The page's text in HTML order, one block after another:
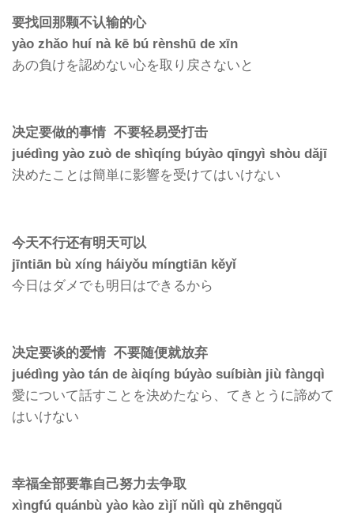
要找回那颗不认输的心
yào zhǎo huí nà kē bú rènshū de xīn
あの負けを認めない心を取り戻さないと
决定要做的事情 不要轻易受打击
juédìng yào zuò de shìqíng búyào qīngyì shòu dǎjī
決めたことは簡単に影響を受けてはいけない
今天不行还有明天可以
jīntiān bù xíng háiyǒu míngtiān kěyǐ
今日はダメでも明日はできるから
决定要谈的爱情 不要随便就放弃
juédìng yào tán de àiqíng búyào suíbiàn jiù fàngqì
愛について話すことを決めたなら、てきとうに諦めて
はいけない
幸福全部要靠自己努力去争取
xìngfú quánbù yào kào zìjǐ nǔlì qù zhēngqǔ